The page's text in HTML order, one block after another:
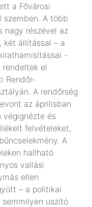
a Fővárosi
szemben. A több
nagy részével az
két állítással – a
-
rendeltek el
Rendőr-
A rendőrség
az áprilisban
végignézte és
felvételeket,
A
hallható
vallási
ellen
– a politikai
uszító